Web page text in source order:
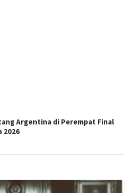
Argentina di Perempat Final
2026